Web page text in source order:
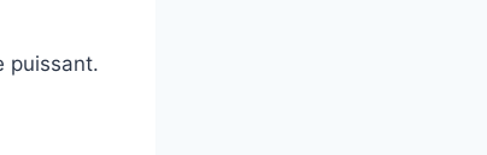
puissant.